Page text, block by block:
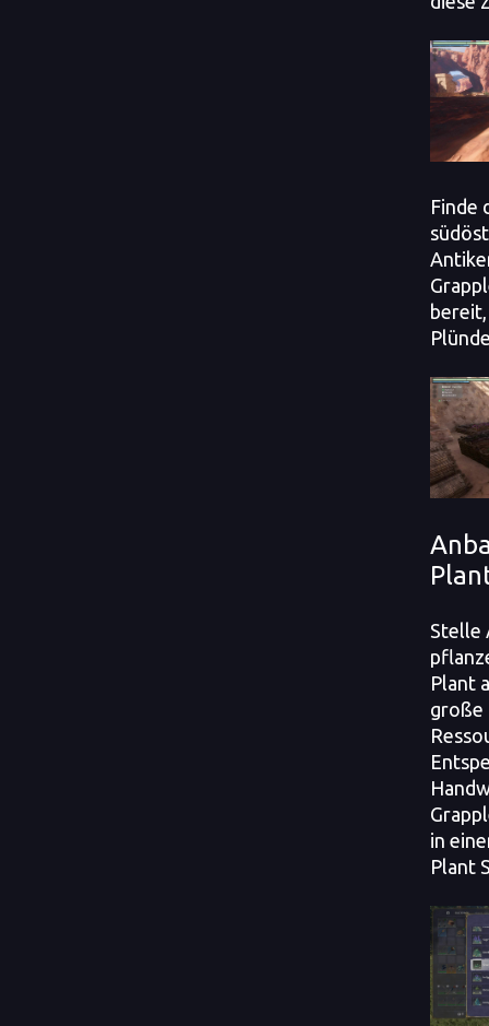
Finde
Stelle
Plant
große
in
Plant